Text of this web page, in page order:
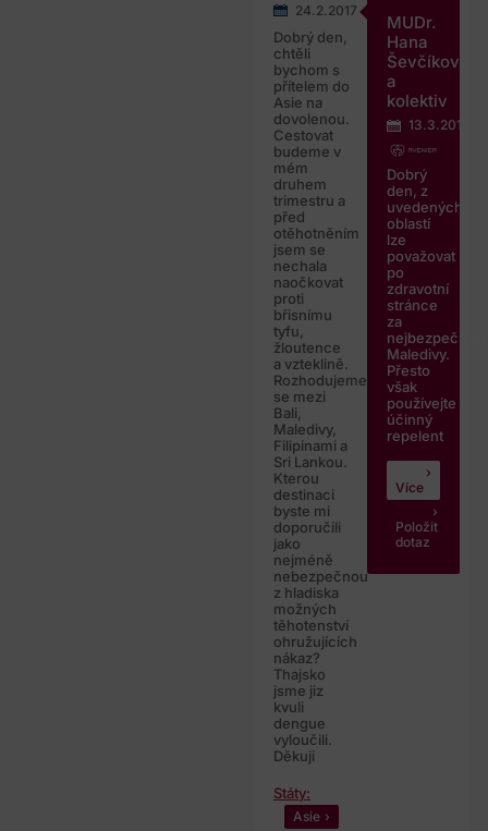
24.2.2017
Dobrý den,
chtěli
bychom s
přítelem do
Asie na
dovolenou.
Cestovat
budeme v
mém
druhem
trimestru a
před
otěhotněním
jsem se
nechala
naočkovat
proti
břisnímu
tyfu,
žloutence
a vzteklině.
Rozhodujeme
se mezi
Bali,
Maledivy,
Filipinami a
Sri Lankou.
Kterou
destinaci
byste mi
doporučili
jako
nejméně
nebezpečnou
z hladiska
možných
těhotenství
ohružujících
nákaz?
Thajsko
jsme jiz
kvuli
dengue
vyloučili.
Děkuji
Státy:
Asie
MUDr.
Hana
Ševčíková
a
kolektiv
13.3.2017
Dobrý
den, z
uvedených
oblastí
lze
považovat
po
zdravotní
stránce
za
Maledivy.
Přesto
však
používejte
účinný
repelent
Více
Položit
dotaz